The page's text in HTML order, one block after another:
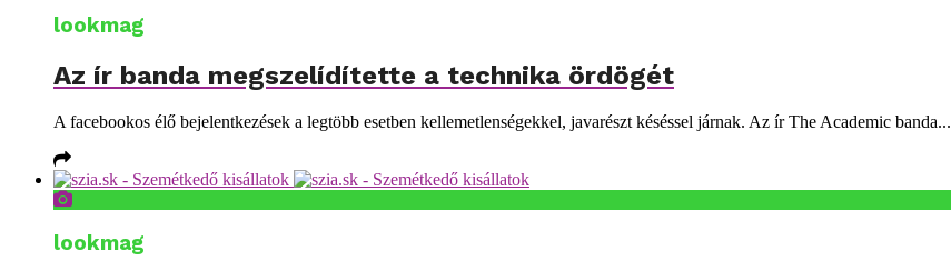
lookmag
Az ír banda megszelídítette a technika ördögét
A facebookos élő bejelentkezések a legtöbb esetben kellemetlenségekkel, javarészt késéssel járnak. Az ír The Academic banda...
lookmag